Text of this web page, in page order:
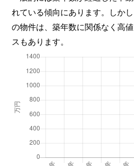
れている傾向にあります。しか
の物件は、築年数に関係なく高
スもあります。